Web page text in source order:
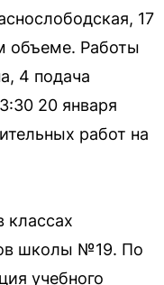
17
объеме. Работы
4 подача
20 января
работ на
классах
школы №19. По
учебного